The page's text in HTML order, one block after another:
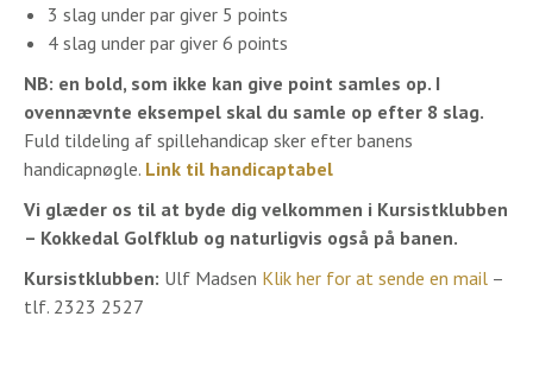
3 slag under par giver 5 points
4 slag under par giver 6 points
NB: en bold, som ikke kan give point samles op. I
ovennævnte eksempel skal du samle op efter 8 slag.
Fuld tildeling af spillehandicap sker efter banens
handicapnøgle. Link til handicaptabel
Vi glæder os til at byde dig velkommen i Kursistklubben
– Kokkedal Golfklub og naturligvis også på banen.
Kursistklubben: Ulf Madsen Klik her for at sende en mail –
tlf. 2323 2527